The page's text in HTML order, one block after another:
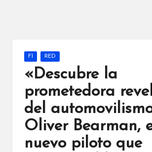
Publicada
F1 RED
«Descubre la
prometedora
del
Oliver Bearman,
nuevo piloto que